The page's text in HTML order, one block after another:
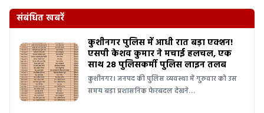
संबंधित खबरें
कुशीनगर पुलिस में आधी रात बड़ा एक्शन!
एसपी केशव कुमार ने मचाई हलचल, एक
साथ 28 पुलिसकर्मी पुलिस लाइन तलब
कुशीनगर। जनपद की पुलिस व्यवस्था में गुरुवार को उस
समय बड़ा प्रशासनिक फेरबदल देखने…